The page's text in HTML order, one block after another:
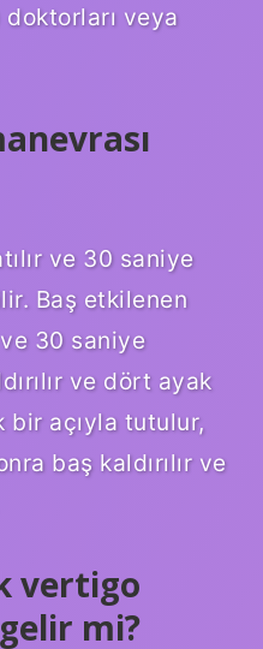
veya
ve 30 saniye
Baş etkilenen
30 saniye
ve dört ayak
açıyla tutulur,
baş kaldırılır ve
vertigo
mi?